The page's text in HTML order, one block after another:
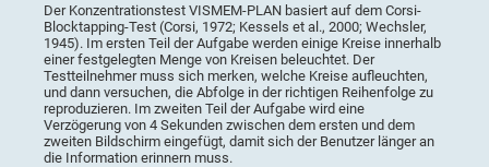
Der Konzentrationstest VISMEM-PLAN basiert auf dem Corsi-
Blocktapping-Test (Corsi, 1972; Kessels et al., 2000; Wechsler,
1945). Im ersten Teil der Aufgabe werden einige Kreise innerhalb
einer festgelegten Menge von Kreisen beleuchtet. Der
Testteilnehmer muss sich merken, welche Kreise aufleuchten,
und dann versuchen, die Abfolge in der richtigen Reihenfolge zu
reproduzieren. Im zweiten Teil der Aufgabe wird eine
Verzögerung von 4 Sekunden zwischen dem ersten und dem
zweiten Bildschirm eingefügt, damit sich der Benutzer länger an
die Information erinnern muss.